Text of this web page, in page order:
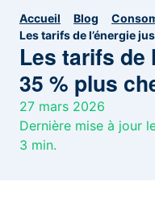
Accueil Blog
Les tarifs de l’énergie
Les tarifs de
35 % plus
27 mars 2026
Dernière mise à jour
3 min.